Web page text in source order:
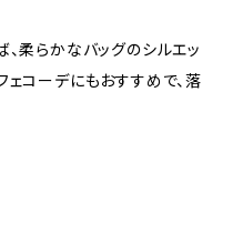
柔らかなバッグのシルエッ
ェコーデにもおすすめで、落